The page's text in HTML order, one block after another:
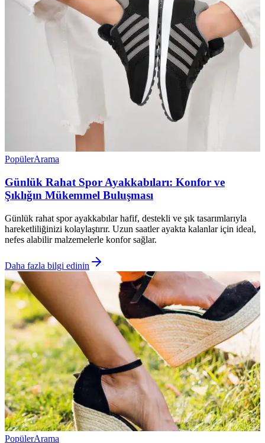
PopülerArama
Günlük Rahat Spor Ayakkabıları: Konfor ve
Şıklığın Mükemmel Buluşması
Günlük rahat spor ayakkabılar hafif, destekli ve şık tasarımlarıyla
hareketliliğinizi kolaylaştırır. Uzun saatler ayakta kalanlar için ideal,
nefes alabilir malzemelerle konfor sağlar.
Daha fazla bilgi edinin
PopülerArama